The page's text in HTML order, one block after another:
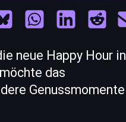
neue Happy Hour in
das
Genussmomente